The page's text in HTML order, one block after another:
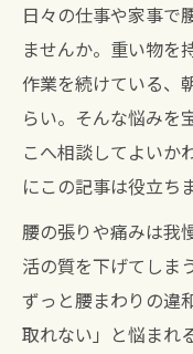
日々の仕事や家事で
ませんか。重い物を
作業を続けている、
らい。そんな悩みを
こへ相談してよいか
にこの記事は役立ちま
腰の張りや痛みは我
活の質を下げてしま
ずっと腰まわりの違
取れない」と悩まれ